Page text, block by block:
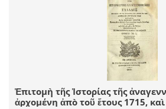
Ἐπιτομὴ τῆς Ἱστορίας τῆς
ἀρχομένη ἀπὸ τοῦ ἔτους 1715,